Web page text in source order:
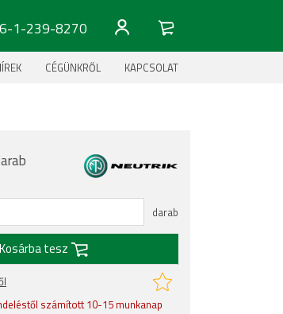
1-239-8270
KAPCSOLAT
CÉGÜNKRŐL
darab
Kosárba tesz
számított 10-15 munkanap